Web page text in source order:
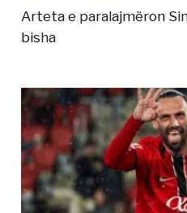
Arteta e paralajmëron
bisha